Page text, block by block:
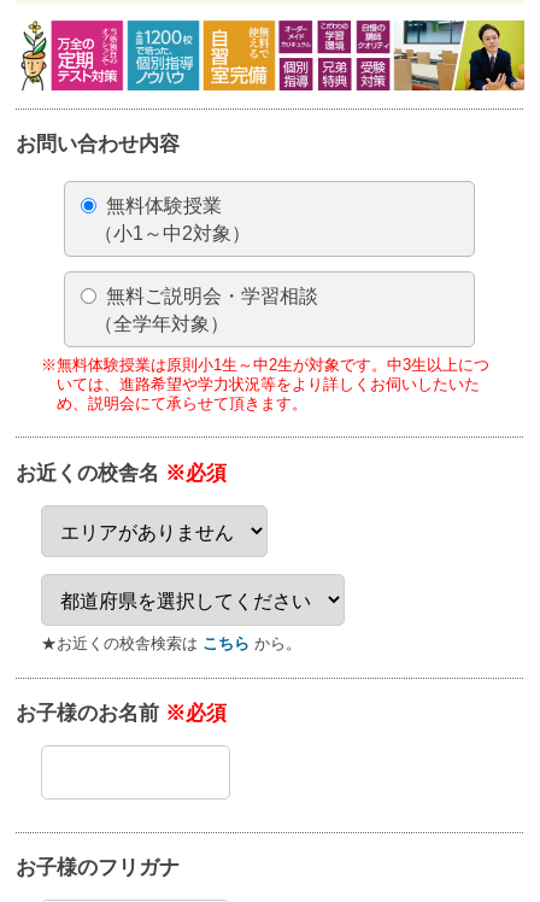
お問い合わせ内容
無料体験授業
（小1～中2対象）
無料ご説明会・学習相談
（全学年対象）
※無料体験授業は原則小1生～中2生が対象です。中3生以上につ
いては、進路希望や学力状況等をより詳しくお伺いしたいた
め、説明会にて承らせて頂きます。
お近くの校舎名 ※必須
★お近くの校舎検索は こちら から。
お子様のお名前 ※必須
お子様のフリガナ